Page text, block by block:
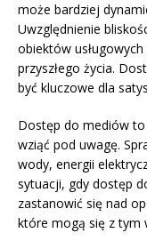
może bardziej
Uwzględnienie
obiektów
przyszłego życia.
być kluczowe dla
Dostęp do mediów
wziąć pod uwagę.
wody, energii
sytuacji, gdy dostęp
zastanowić się nad
które mogą się z tym